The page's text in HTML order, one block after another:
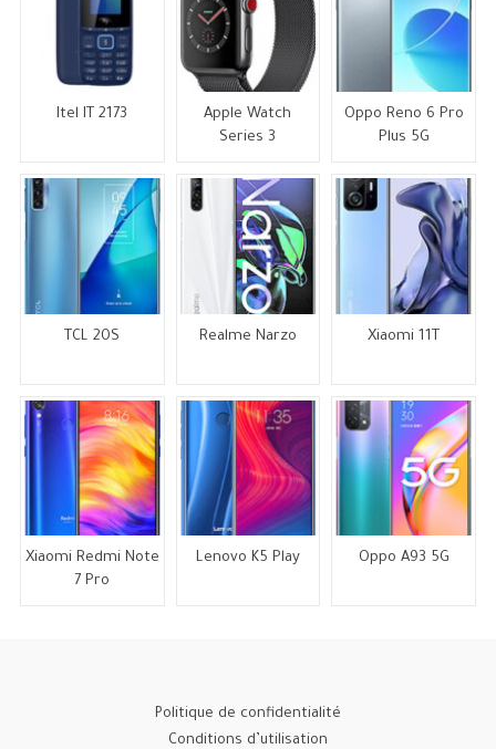
Itel IT 2173
Apple Watch
Series 3
Oppo Reno 6 Pro
Plus 5G
TCL 20S Realme Narzo Xiaomi 11T
Xiaomi Redmi Note
7 Pro
Lenovo K5 Play Oppo A93 5G
Politique de confidentialité
Conditions d’utilisation